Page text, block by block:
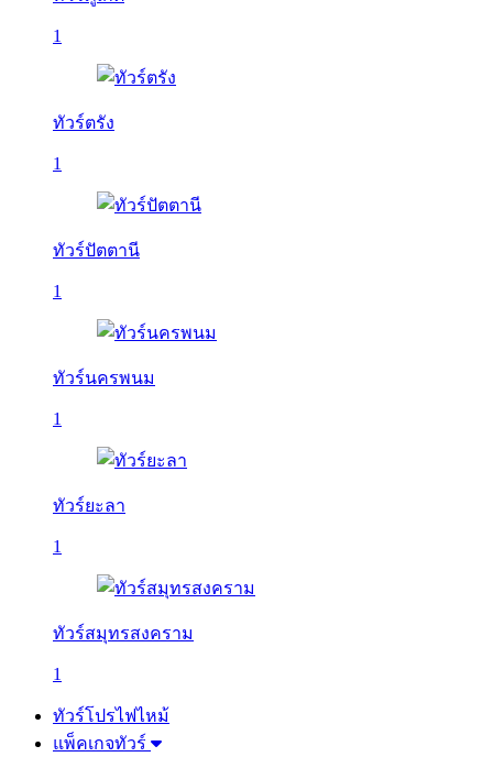
1
ทัวร์ตรัง
1
ทัวร์ปัตตานี
1
ทัวร์นครพนม
1
ทัวร์ยะลา
1
ทัวร์สมุทรสงคราม
1
ทัวร์โปรไฟไหม้
แพ็คเกจทัวร์